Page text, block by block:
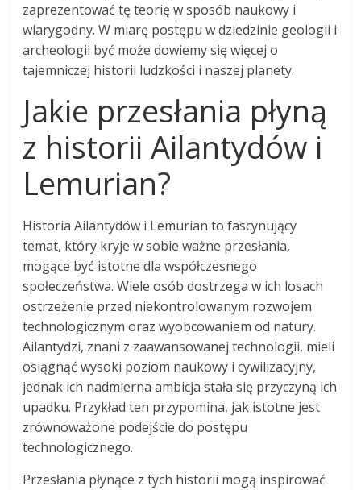
zaprezentować tę teorię w sposób naukowy i
wiarygodny. W miarę postępu w dziedzinie geologii i
archeologii być może dowiemy się więcej o
tajemniczej historii ludzkości i naszej planety.
Jakie przesłania płyną
z historii Ailantydów i
Lemurian?
Historia Ailantydów i Lemurian to fascynujący
temat, który kryje w sobie ważne przesłania,
mogące być istotne dla współczesnego
społeczeństwa. Wiele osób dostrzega w ich losach
ostrzeżenie przed niekontrolowanym rozwojem
technologicznym oraz wyobcowaniem od natury.
Ailantydzi, znani z zaawansowanej technologii, mieli
osiągnąć wysoki poziom naukowy i cywilizacyjny,
jednak ich nadmierna ambicja stała się przyczyną ich
upadku. Przykład ten przypomina, jak istotne jest
zrównoważone podejście do postępu
technologicznego.
Przesłania płynące z tych historii mogą inspirować